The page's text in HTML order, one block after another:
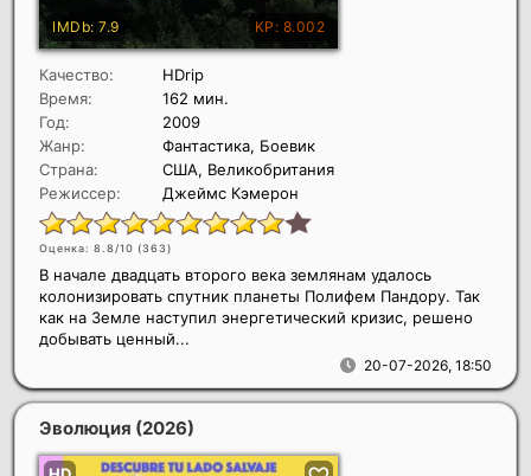
Качество:
HDrip
Время:
162 мин.
Год:
2009
Жанр:
Фантастика, Боевик
Страна:
США, Великобритания
Режиссер:
Джеймс Кэмерон
Оценка: 8.8/10 (363)
20-07-2026, 18:50
В начале двадцать второго века землянам удалось
колонизировать спутник планеты Полифем Пандору. Так
как на Земле наступил энергетический кризис, решено
добывать ценный...
Эволюция (2026)